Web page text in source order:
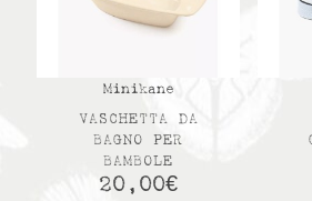
Minikane
VASCHETTA DA
BAGNO PER
BAMBOLE
20,00€